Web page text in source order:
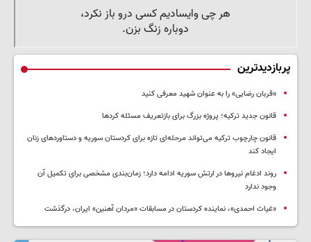
پربازدیدترین
«قربان رضایی» را به عنوان شهید معرفی کنید
قانون جدید ترکیه؛ پروژه بزرگ‌ برای بازتعریف مسئله کردها
قانون چارچوب ترکیه می‌تواند مرحله‌ای تازه برای کردستان سوریه و دستاوردهای زنان
ایجاد کند
روند ادغام نیروها در ارتش سوریه ادامه دارد؛ زمان‌بندی مشخصی برای تکمیل آن
وجود ندارد
«غیاث احمدی»، نماینده کردستان در مسابقات «مردان آهنین» ایران، درگذشت